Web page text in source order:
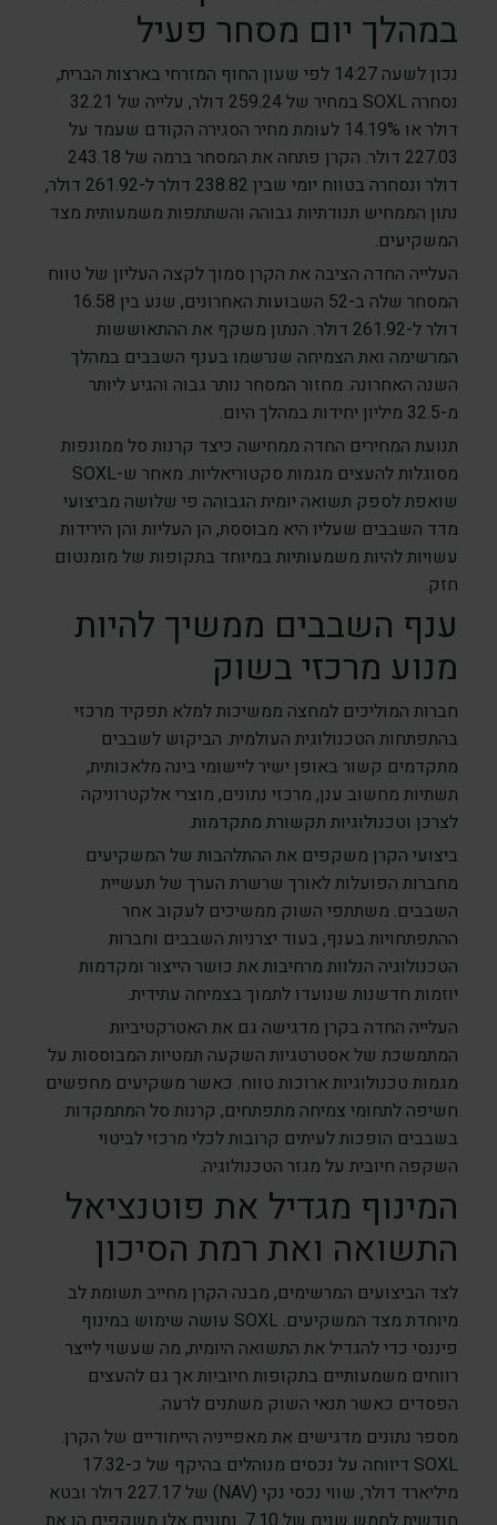
במהלך יום מסחר פעיל
נכון לשעה 14:27 לפי שעון החוף המזרחי בארצות הברית,
נסחרה SOXL במחיר של 259.24 דולר, עלייה של 32.21
דולר או 14.19% לעומת מחיר הסגירה הקודם שעמד על
227.03 דולר. הקרן פתחה את המסחר ברמה של 243.18
דולר ונסחרה בטווח יומי שבין 238.82 דולר ל-261.92 דולר,
נתון הממחיש תנודתיות גבוהה והשתתפות משמעותית מצד
המשקיעים.
העלייה החדה הציבה את הקרן סמוך לקצה העליון של טווח
המסחר שלה ב-52 השבועות האחרונים, שנע בין 16.58
דולר ל-261.92 דולר. הנתון משקף את ההתאוששות
המרשימה ואת הצמיחה שנרשמו בענף השבבים במהלך
השנה האחרונה. מחזור המסחר נותר גבוה והגיע ליותר
מ-32.5 מיליון יחידות במהלך היום.
תנועת המחירים החדה ממחישה כיצד קרנות סל ממונפות
מסוגלות להעצים מגמות סקטוריאליות. מאחר ש-SOXL
שואפת לספק תשואה יומית הגבוהה פי שלושה מביצועי
מדד השבבים שעליו היא מבוססת, הן העליות והן הירידות
עשויות להיות משמעותיות במיוחד בתקופות של מומנטום
חזק.
ענף השבבים ממשיך להיות
מנוע מרכזי בשוק
חברות המוליכים למחצה ממשיכות למלא תפקיד מרכזי
בהתפתחות הטכנולוגית העולמית. הביקוש לשבבים
מתקדמים קשור באופן ישיר ליישומי בינה מלאכותית,
תשתיות מחשוב ענן, מרכזי נתונים, מוצרי אלקטרוניקה
לצרכן וטכנולוגיות תקשורת מתקדמות.
ביצועי הקרן משקפים את ההתלהבות של המשקיעים
מחברות הפועלות לאורך שרשרת הערך של תעשיית
השבבים. משתתפי השוק ממשיכים לעקוב אחר
ההתפתחויות בענף, בעוד יצרניות השבבים וחברות
הטכנולוגיה הנלוות מרחיבות את כושר הייצור ומקדמות
יוזמות חדשנות שנועדו לתמוך בצמיחה עתידית.
העלייה החדה בקרן מדגישה גם את האטרקטיביות
המתמשכת של אסטרטגיות השקעה תמטיות המבוססות על
מגמות טכנולוגיות ארוכות טווח. כאשר משקיעים מחפשים
חשיפה לתחומי צמיחה מתפתחים, קרנות סל המתמקדות
בשבבים הופכות לעיתים קרובות לכלי מרכזי לביטוי
השקפה חיובית על מגזר הטכנולוגיה.
המינוף מגדיל את פוטנציאל
התשואה ואת רמת הסיכון
לצד הביצועים המרשימים, מבנה הקרן מחייב תשומת לב
מיוחדת מצד המשקיעים. SOXL עושה שימוש במינוף
פיננסי כדי להגדיל את התשואה היומית, מה שעשוי לייצר
רווחים משמעותיים בתקופות חיוביות אך גם להעצים
הפסדים כאשר תנאי השוק משתנים לרעה.
מספר נתונים מדגישים את מאפייניה הייחודיים של הקרן.
SOXL דיווחה על נכסים מנוהלים בהיקף של כ-17.32
מיליארד דולר, שווי נכסי נקי (NAV) של 227.17 דולר ובטא